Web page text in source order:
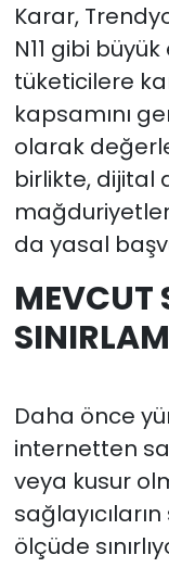
Karar,
N11 gibi
tüketicilere
kapsamını
olarak
birlikte, dijital
da yasal
MEVCUT
Daha önce
internetten
veya kusur
ölçüde